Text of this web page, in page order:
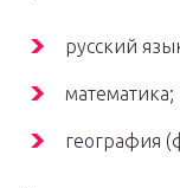
русский
математика;
география